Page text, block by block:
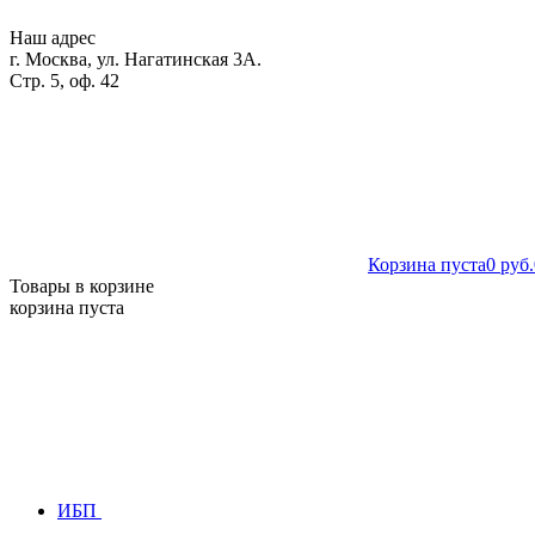
Наш адрес
г. Москва, ул. Нагатинская 3А.
Стр. 5, оф. 42
Корзина пуста0 руб.
Товары в корзине
корзина пуста
ИБП